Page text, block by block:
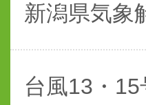
新潟県気象
台風13・15